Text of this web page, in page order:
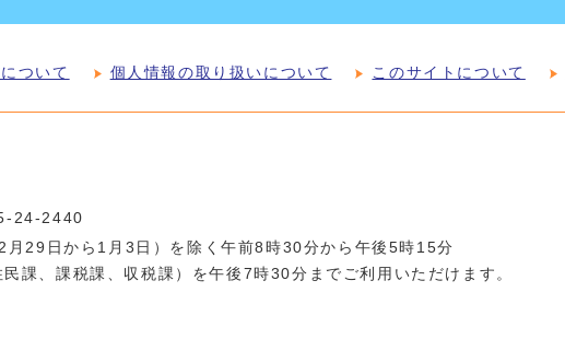
ついて 個人情報の取り扱いについて このサイトについて
24-2440
月29日から1月3日）を除く午前8時30分から午後5時15分
課、課税課、収税課）を午後7時30分までご利用いただけます。